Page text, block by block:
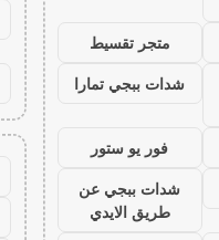
متجر تقسيط
شدات ببجي تمارا
فور يو ستور
شدات ببجي عن
طريق الايدي